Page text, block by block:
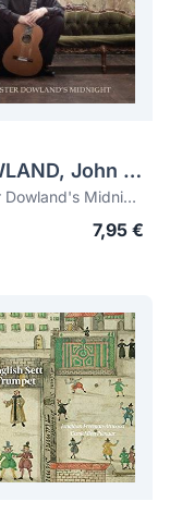
DOWLAND, John (1563-1626)
Mister Dowland's Midnight
7,95 €